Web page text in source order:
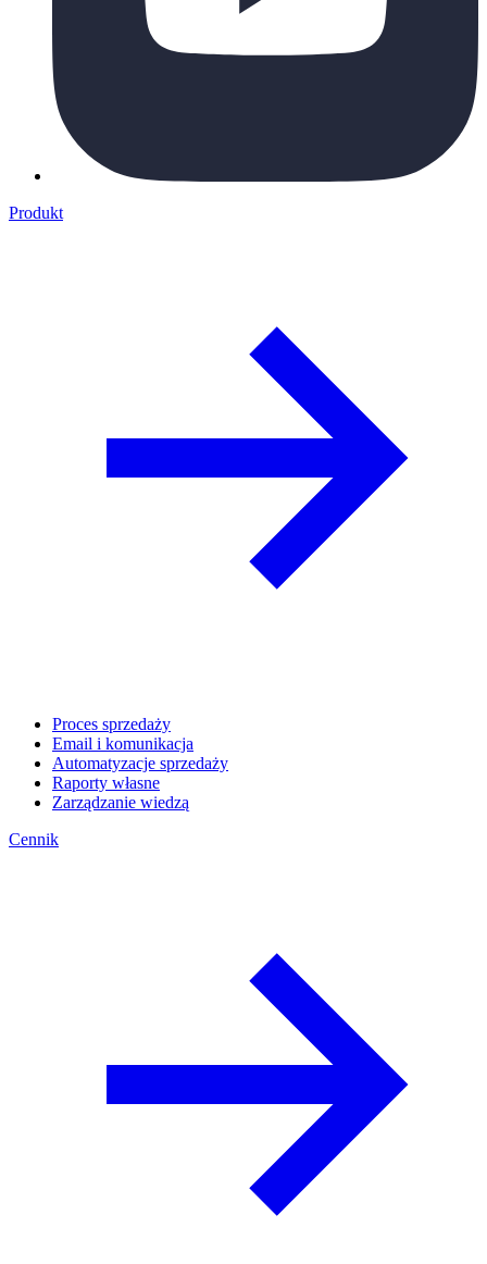
Produkt
Proces sprzedaży
Email i komunikacja
Automatyzacje sprzedaży
Raporty własne
Zarządzanie wiedzą
Cennik